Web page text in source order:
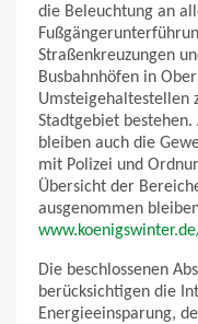
die Beleuchtung an
Straßenkreuzungen
Busbahnhöfen in
Umsteigehaltestellen
Stadtgebiet
bleiben auch die
mit Polizei und
Übersicht der
ausgenommen
Die beschlossenen
berücksichtigen die
Energieeinsparung,